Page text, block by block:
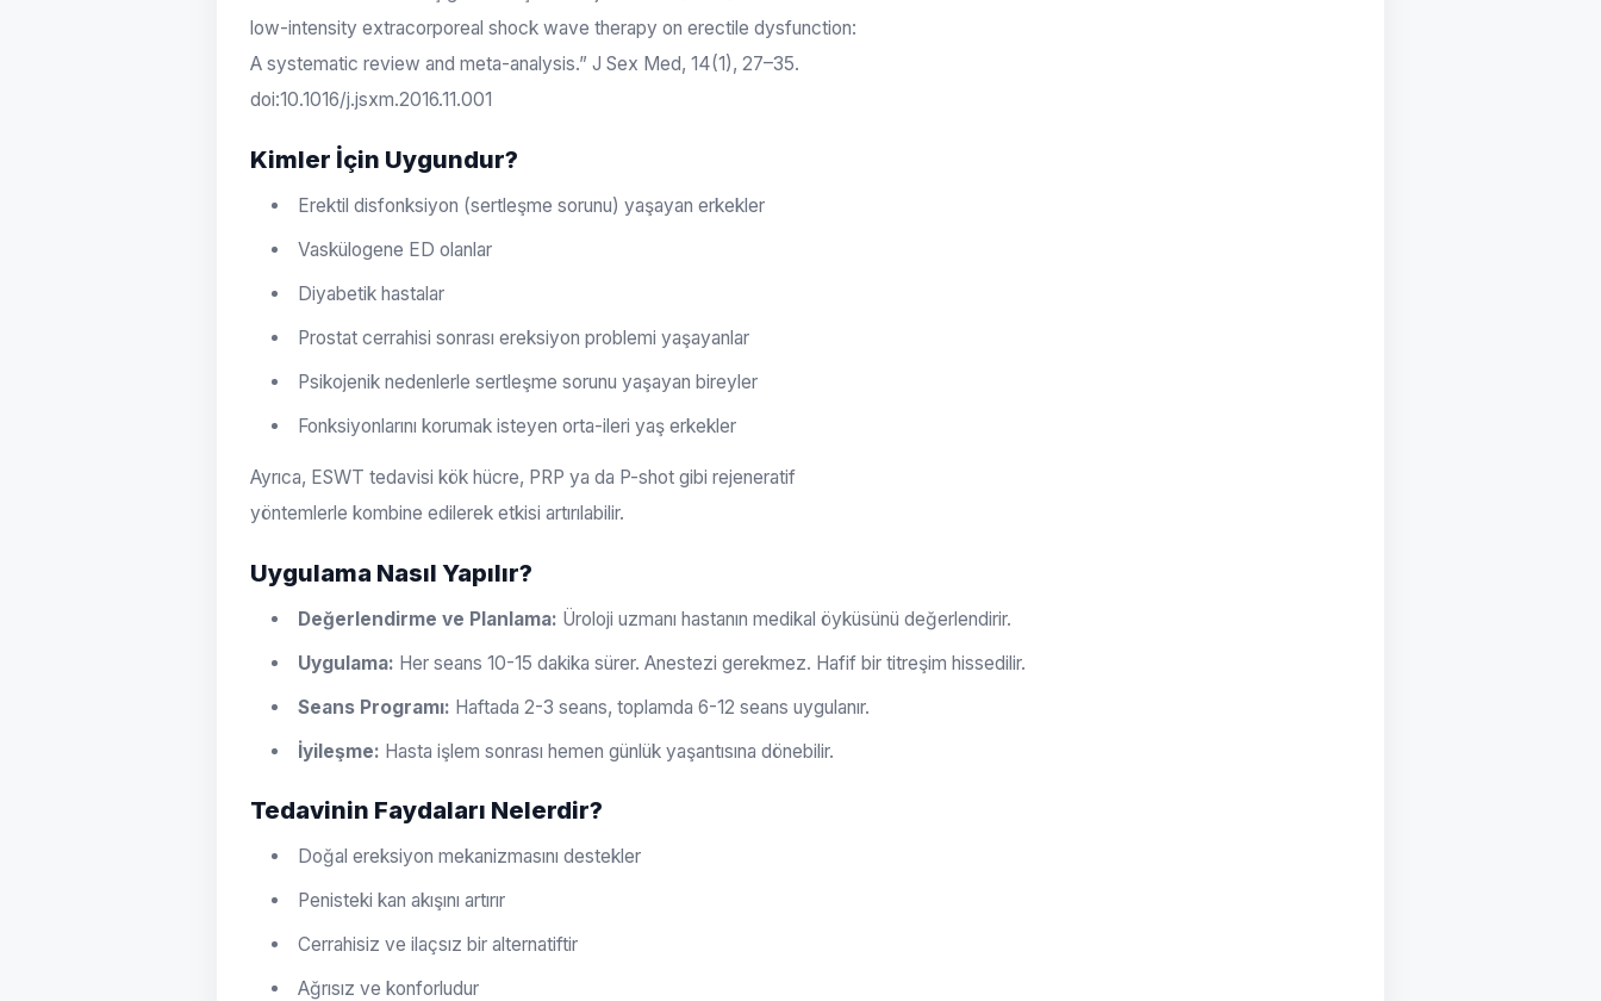
low-intensity extracorporeal shock wave therapy on erectile dysfunction:
A systematic review and meta-analysis.” J Sex Med, 14(1), 27–35.
doi:10.1016/j.jsxm.2016.11.001
Kimler İçin Uygundur?
Erektil disfonksiyon (sertleşme sorunu) yaşayan erkekler
Vaskülogene ED olanlar
Diyabetik hastalar
Prostat cerrahisi sonrası ereksiyon problemi yaşayanlar
Psikojenik nedenlerle sertleşme sorunu yaşayan bireyler
Fonksiyonlarını korumak isteyen orta-ileri yaş erkekler
Ayrıca, ESWT tedavisi kök hücre, PRP ya da P-shot gibi rejeneratif
yöntemlerle kombine edilerek etkisi artırılabilir.
Uygulama Nasıl Yapılır?
Değerlendirme ve Planlama: Üroloji uzmanı hastanın medikal öyküsünü değerlendirir.
Uygulama: Her seans 10-15 dakika sürer. Anestezi gerekmez. Hafif bir titreşim hissedilir.
Seans Programı: Haftada 2-3 seans, toplamda 6-12 seans uygulanır.
İyileşme: Hasta işlem sonrası hemen günlük yaşantısına dönebilir.
Tedavinin Faydaları Nelerdir?
Doğal ereksiyon mekanizmasını destekler
Penisteki kan akışını artırır
Cerrahisiz ve ilaçsız bir alternatiftir
Ağrısız ve konforludur